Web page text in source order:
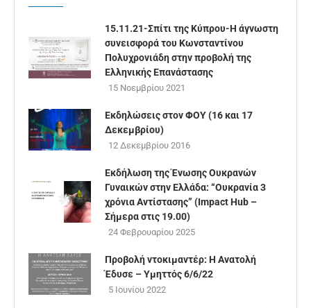
15.11.21-Σπίτι της Κύπρου-Η άγνωστη
συνεισφορά του Κωνσταντίνου
Πολυχρονιάδη στην προβολή της
Ελληνικής Επανάστασης
15 Νοεμβρίου 2021
Εκδηλώσεις στον ΦΟΥ (16 και 17
Δεκεμβρίου)
12 Δεκεμβρίου 2016
Εκδήλωση της Ένωσης Ουκρανών
Γυναικών στην Ελλάδα: “Ουκρανία 3
χρόνια Αντίστασης” (Impact Hub –
Σήμερα στις 19.00)
24 Φεβρουαρίου 2025
Προβολή ντοκιμαντέρ: Η Ανατολή
Έδυσε – Υμηττός 6/6/22
5 Ιουνίου 2022